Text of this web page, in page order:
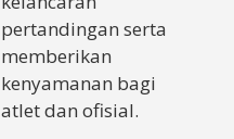
pertandingan serta
memberikan
kenyamanan bagi
atlet dan ofisial.